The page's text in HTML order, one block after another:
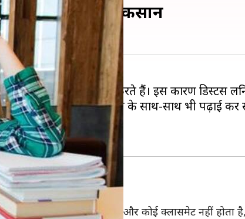
से जानें इसके नुकसान
करने की कोशिश करते हैं। इस कारण डिस्टेंस
हैं। साथ ही आप नौकरी के साथ-साथ भी पढ़ाई
भी हैं।
में आपके पास कोई शिक्षक और कोई क्लासमेट नहीं